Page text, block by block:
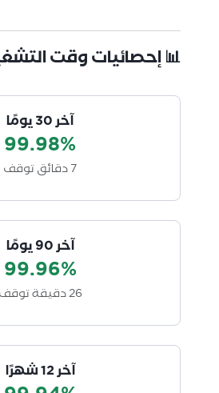
📊 إحصائيات وقت
آخر 30 يومًا
99.98%
7 دقائق توقف
آخر 90 يومًا
99.96%
26 دقيقة توقف
آخر 12 شهرًا